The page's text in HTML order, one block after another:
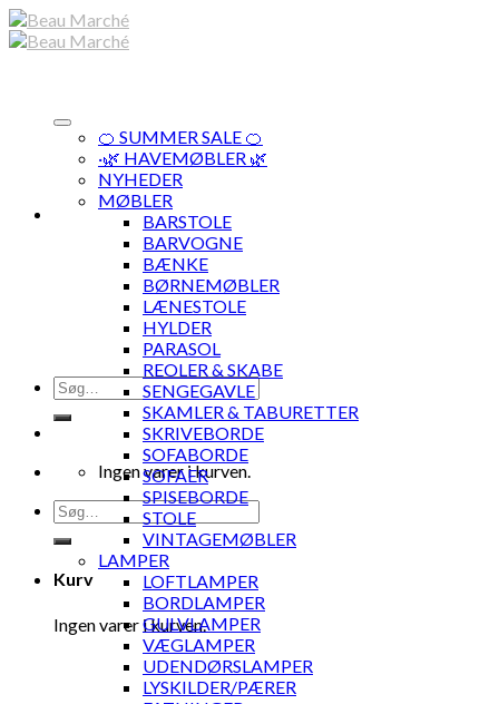
Skip
to
Søg
efter:
Ingen varer i kurven.
Søg
efter:
Kurv
Ingen varer i kurven.
🍊 SUMMER SALE 🍊
·🌿 HAVEMØBLER 🌿
NYHEDER
MØBLER
BARSTOLE
BARVOGNE
BÆNKE
BØRNEMØBLER
LÆNESTOLE
HYLDER
PARASOL
REOLER & SKABE
SENGEGAVLE
SKAMLER & TABURETTER
SKRIVEBORDE
SOFABORDE
SOFAER
SPISEBORDE
STOLE
VINTAGEMØBLER
LAMPER
LOFTLAMPER
BORDLAMPER
GULVLAMPER
VÆGLAMPER
UDENDØRSLAMPER
LYSKILDER/PÆRER